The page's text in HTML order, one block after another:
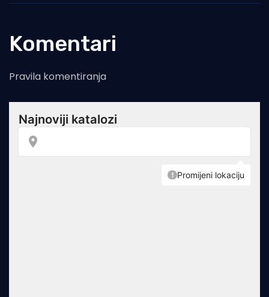
Komentari
Pravila komentiranja